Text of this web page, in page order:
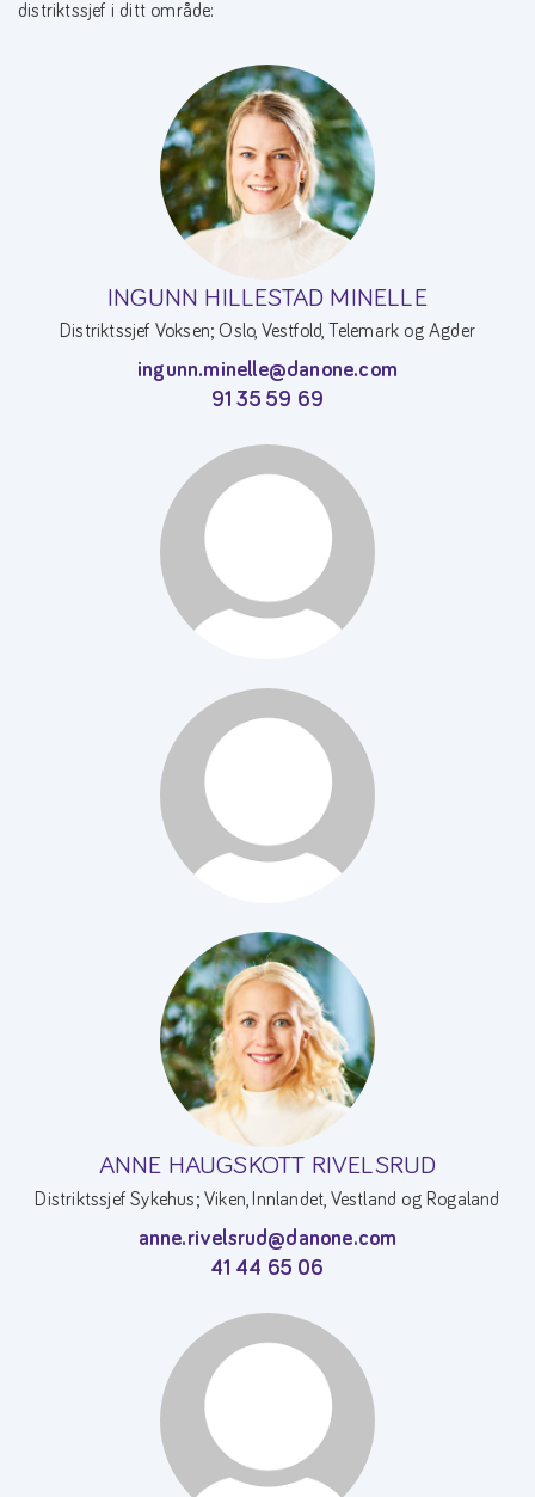
distriktssjef i ditt område:
INGUNN HILLESTAD MINELLE
Distriktssjef Voksen; Oslo, Vestfold, Telemark og Agder
ingunn.minelle@danone.com
91 35 59 69
ANNE HAUGSKOTT RIVELSRUD
Distriktssjef Sykehus; Viken, Innlandet, Vestland og Rogaland
anne.rivelsrud@danone.com
41 44 65 06